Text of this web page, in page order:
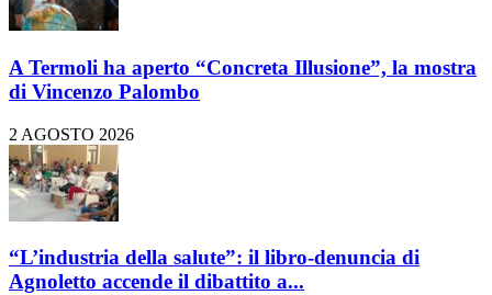
A Termoli ha aperto “Concreta Illusione”, la mostra
di Vincenzo Palombo
2 AGOSTO 2026
“L’industria della salute”: il libro-denuncia di
Agnoletto accende il dibattito a...